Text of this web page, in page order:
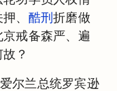
、 酷刑折磨做
戒备森严、遍
？
尔兰总统罗宾逊